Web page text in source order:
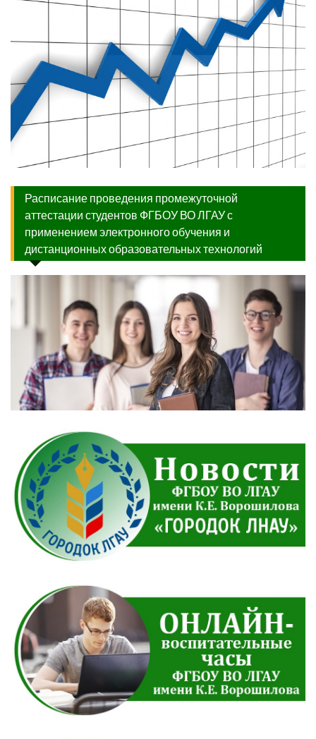
Расписание проведения промежуточной
аттестации студентов ФГБОУ ВО ЛГАУ с
применением электронного обучения и
дистанционных образовательных технологий